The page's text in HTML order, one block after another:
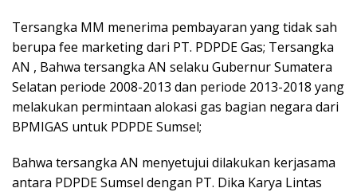
Tersangka MM menerima pembayaran yang tidak sah
berupa fee marketing dari PT. PDPDE Gas; Tersangka
AN , Bahwa tersangka AN selaku Gubernur Sumatera
Selatan periode 2008-2013 dan periode 2013-2018 yang
melakukan permintaan alokasi gas bagian negara dari
BPMIGAS untuk PDPDE Sumsel;
Bahwa tersangka AN menyetujui dilakukan kerjasama
antara PDPDE Sumsel dengan PT. Dika Karya Lintas